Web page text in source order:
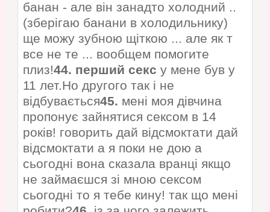
банан - але він занадто холодний ..
(зберігаю банани в холодильнику)
ще можу зубною щіткою ... але як т
все не те ... вообщем помогите
плиз!44. перший секс у мене був у
11 лет.Но другого так і не
відбувається45. мені моя дівчина
пропонує зайнятися сексом в 14
років! говорить дай відсмоктати дай
відсмоктати а я поки не дою а
сьогодні вона сказала вранці якщо
не займаєшся зі мною сексом
сьогодні то я тебе кину! так що мені